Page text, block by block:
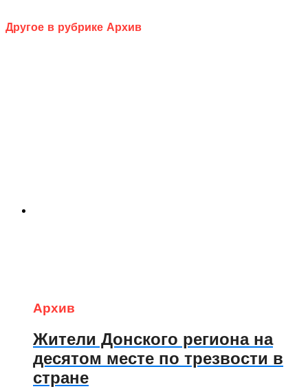
Другое в рубрике Архив
Архив
Жители Донского региона на
десятом месте по трезвости в
стране